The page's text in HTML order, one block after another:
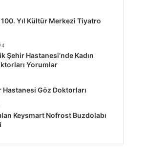
Yıl Kültür Merkezi Tiyatro
Şehir Hastanesi’nde Kadın
Yorumlar
Hastanesi Göz Doktorları
Keysmart Nofrost Buzdolabı